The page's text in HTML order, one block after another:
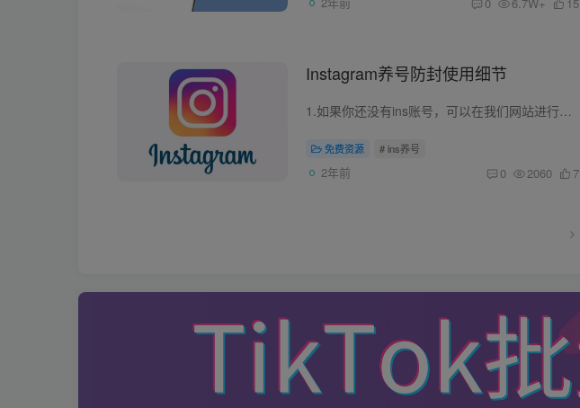
Instagram养号防封使用细节
1.如果你还没有ins账号，可以在我们网站进行购买。请记住，ins风控比较严格，最好使用质量好的IP和设备进行登录，不要使用免费的线路，不要总是切换IP，最好稳定使用一条线路。 2.如果手机之前...
免费资源 # ins养号
2年前 0 2060 7